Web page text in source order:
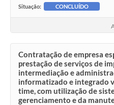
Situação: CONCLUÍDO
Contratação de empresa
prestação de serviços de
intermediação e
informatizado e integrado
time, com utilização de
gerenciamento e da